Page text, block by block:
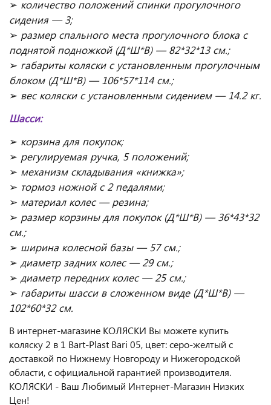
➢ количество положений спинки прогулочного
сидения — 3;
➢ размер спального места прогулочного блока с
поднятой подножкой (Д*Ш*В) — 82*32*13 см.;
➢ габариты коляски с установленным прогулочным
блоком (Д*Ш*В) — 106*57*114 см.;
➢ вес коляски с установленным сидением — 14.2 кг.
Шасси:
➢ корзина для покупок;
➢ регулируемая ручка, 5 положений;
➢ механизм складывания «книжка»;
➢ тормоз ножной с 2 педалями;
➢ материал колес — резина;
➢ размер корзины для покупок (Д*Ш*В) — 36*43*32
см.;
➢ ширина колесной базы — 57 см.;
➢ диаметр задних колес — 29 см.;
➢ диаметр передних колес — 25 см.;
➢ габариты шасси в сложенном виде (Д*Ш*В) —
102*60*32 см.
В интернет-магазине КОЛЯСКИ Вы можете купить
коляску 2 в 1 Bart-Plast Bari 05, цвет: серо-желтый с
доставкой по Нижнему Новгороду и Нижегородской
области, с официальной гарантией производителя.
КОЛЯСКИ - Ваш Любимый Интернет-Магазин Низких
Цен!